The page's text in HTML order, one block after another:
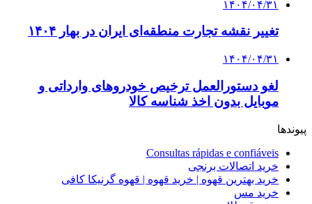
۱۴۰۴/۰۴/۳۱
تغییر نقشه تجارت منطقه‌ای ایران در بهار ۱۴۰۴
۱۴۰۴/۰۴/۳۱
لغو دستورالعمل ترخیص خودروهای وارداتی و
موبایل بدون اخذ شناسه کالا
پیوندها
Consultas rápidas e confiáveis
خرید اتصالات برنجی
خرید بهترین قهوه | خرید قهوه | قهوه گرنیکا کافی
خرید مس